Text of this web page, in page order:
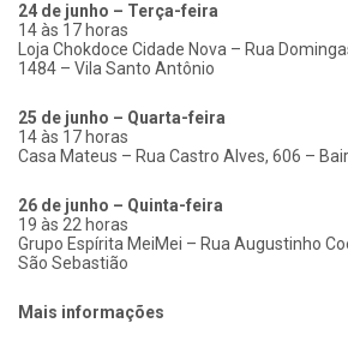
24 de junho – Terça-feira
14 às 17 horas
Loja Chokdoce Cidade Nova – Rua
1484 – Vila Santo Antônio
25 de junho – Quarta-feira
14 às 17 horas
Casa Mateus – Rua Castro Alves, 606 –
26 de junho – Quinta-feira
19 às 22 horas
Grupo Espírita MeiMei – Rua Augustinho
São Sebastião
Mais informações